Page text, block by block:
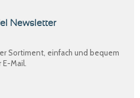
Newsletter
Sortiment, einfach und bequem
E-Mail.